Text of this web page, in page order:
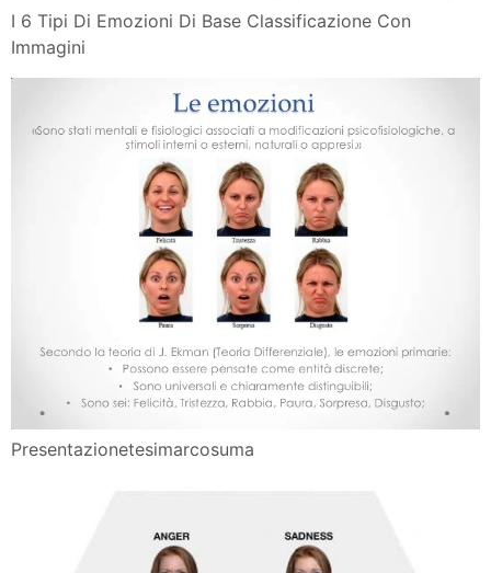
I 6 Tipi Di Emozioni Di Base Classificazione Con
Immagini
Presentazionetesimarcosuma